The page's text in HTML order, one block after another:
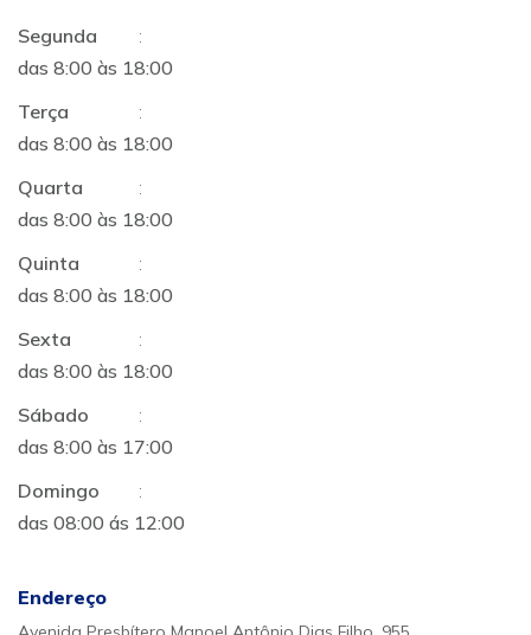
Segunda
:
das 8:00 às 18:00
Terça
:
das 8:00 às 18:00
Quarta
:
das 8:00 às 18:00
Quinta
:
das 8:00 às 18:00
Sexta
:
das 8:00 às 18:00
Sábado
:
das 8:00 às 17:00
Domingo
:
das 08:00 ás 12:00
Endereço